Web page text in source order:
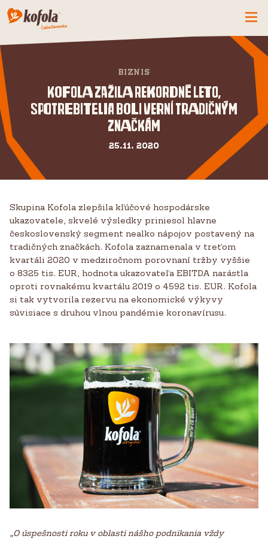
SPOZNAJ FIRMU
KOFOLA
PRODUKTY
PRIDAJ SA K NÁM
KONTAKTY
CZ SK EN
BIZNIS
Kofola zažila rekordné leto,
spotrebitelia boli verní tradičným
značkám
25.11. 2020
Skupina Kofola zlepšila kľúčové hospodárske
ukazovatele, skvelé výsledky priniesol hlavne
československý segment nealko nápojov postavený na
tradičných značkách. Kofola zaznamenala v treťom
kvartáli 2020 v medziročnom porovnaní tržby vyššie
o 8325 tis. EUR, hodnota ukazovateľa EBITDA narástla
oproti rovnakému kvartálu 2019 o 4592 tis. EUR. Kofola
si tak vytvorila rezervu na ekonomické výkyvy
súvisiace s druhou vlnou pandémie koronavírusu.
„O úspešnosti roku v oblasti nášho podnikania vždy